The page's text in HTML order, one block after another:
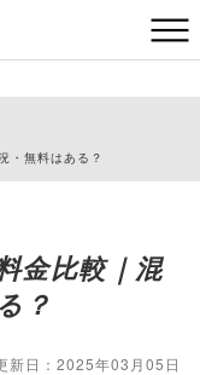
・無料はある？
金比較｜混
？
新日：2025年03月05日